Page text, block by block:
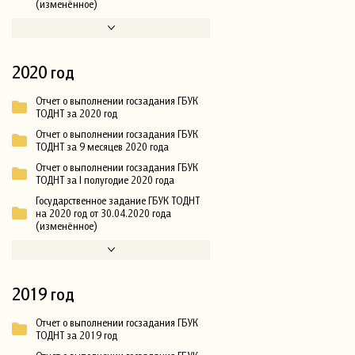
(изменённое)
2020 год
Отчет о выполнении госзадания ГБУК
ТОДНТ за 2020 год
Отчет о выполнении госзадания ГБУК
ТОДНТ за 9 месяцев 2020 года
Отчет о выполнении госзадания ГБУК
ТОДНТ за I полугодие 2020 года
Государственное задание ГБУК ТОДНТ
на 2020 год от 30.04.2020 года
(изменённое)
2019 год
Отчет о выполнении госзадания ГБУК
ТОДНТ за 2019 год